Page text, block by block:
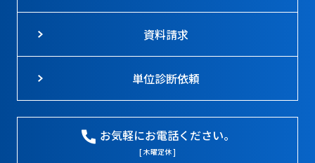
資料請求
単位診断依頼
お気軽にお電話ください。
[ 木曜定休 ]